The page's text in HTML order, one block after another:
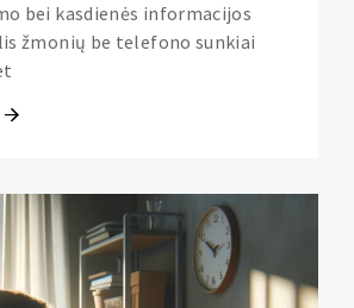
bei kasdienės informacijos
žmonių be telefono sunkiai